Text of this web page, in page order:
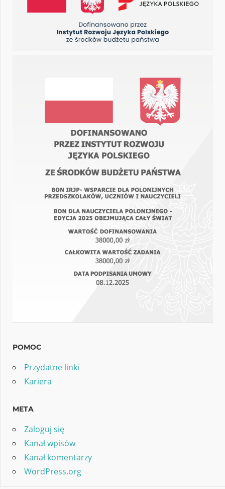
POMOC
Przydatne linki
Kariera
META
Zaloguj się
Kanał wpisów
Kanał komentarzy
WordPress.org